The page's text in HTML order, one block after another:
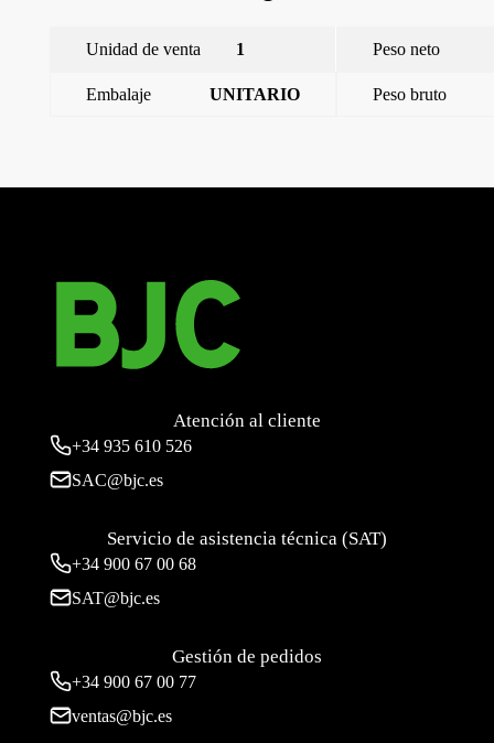
Unidad de venta 1 Peso neto
Embalaje UNITARIO Peso bruto
Atención al cliente
+34 935 610 526
SAC@bjc.es
Servicio de asistencia técnica (SAT)
+34 900 67 00 68
SAT@bjc.es
Gestión de pedidos
+34 900 67 00 77
ventas@bjc.es